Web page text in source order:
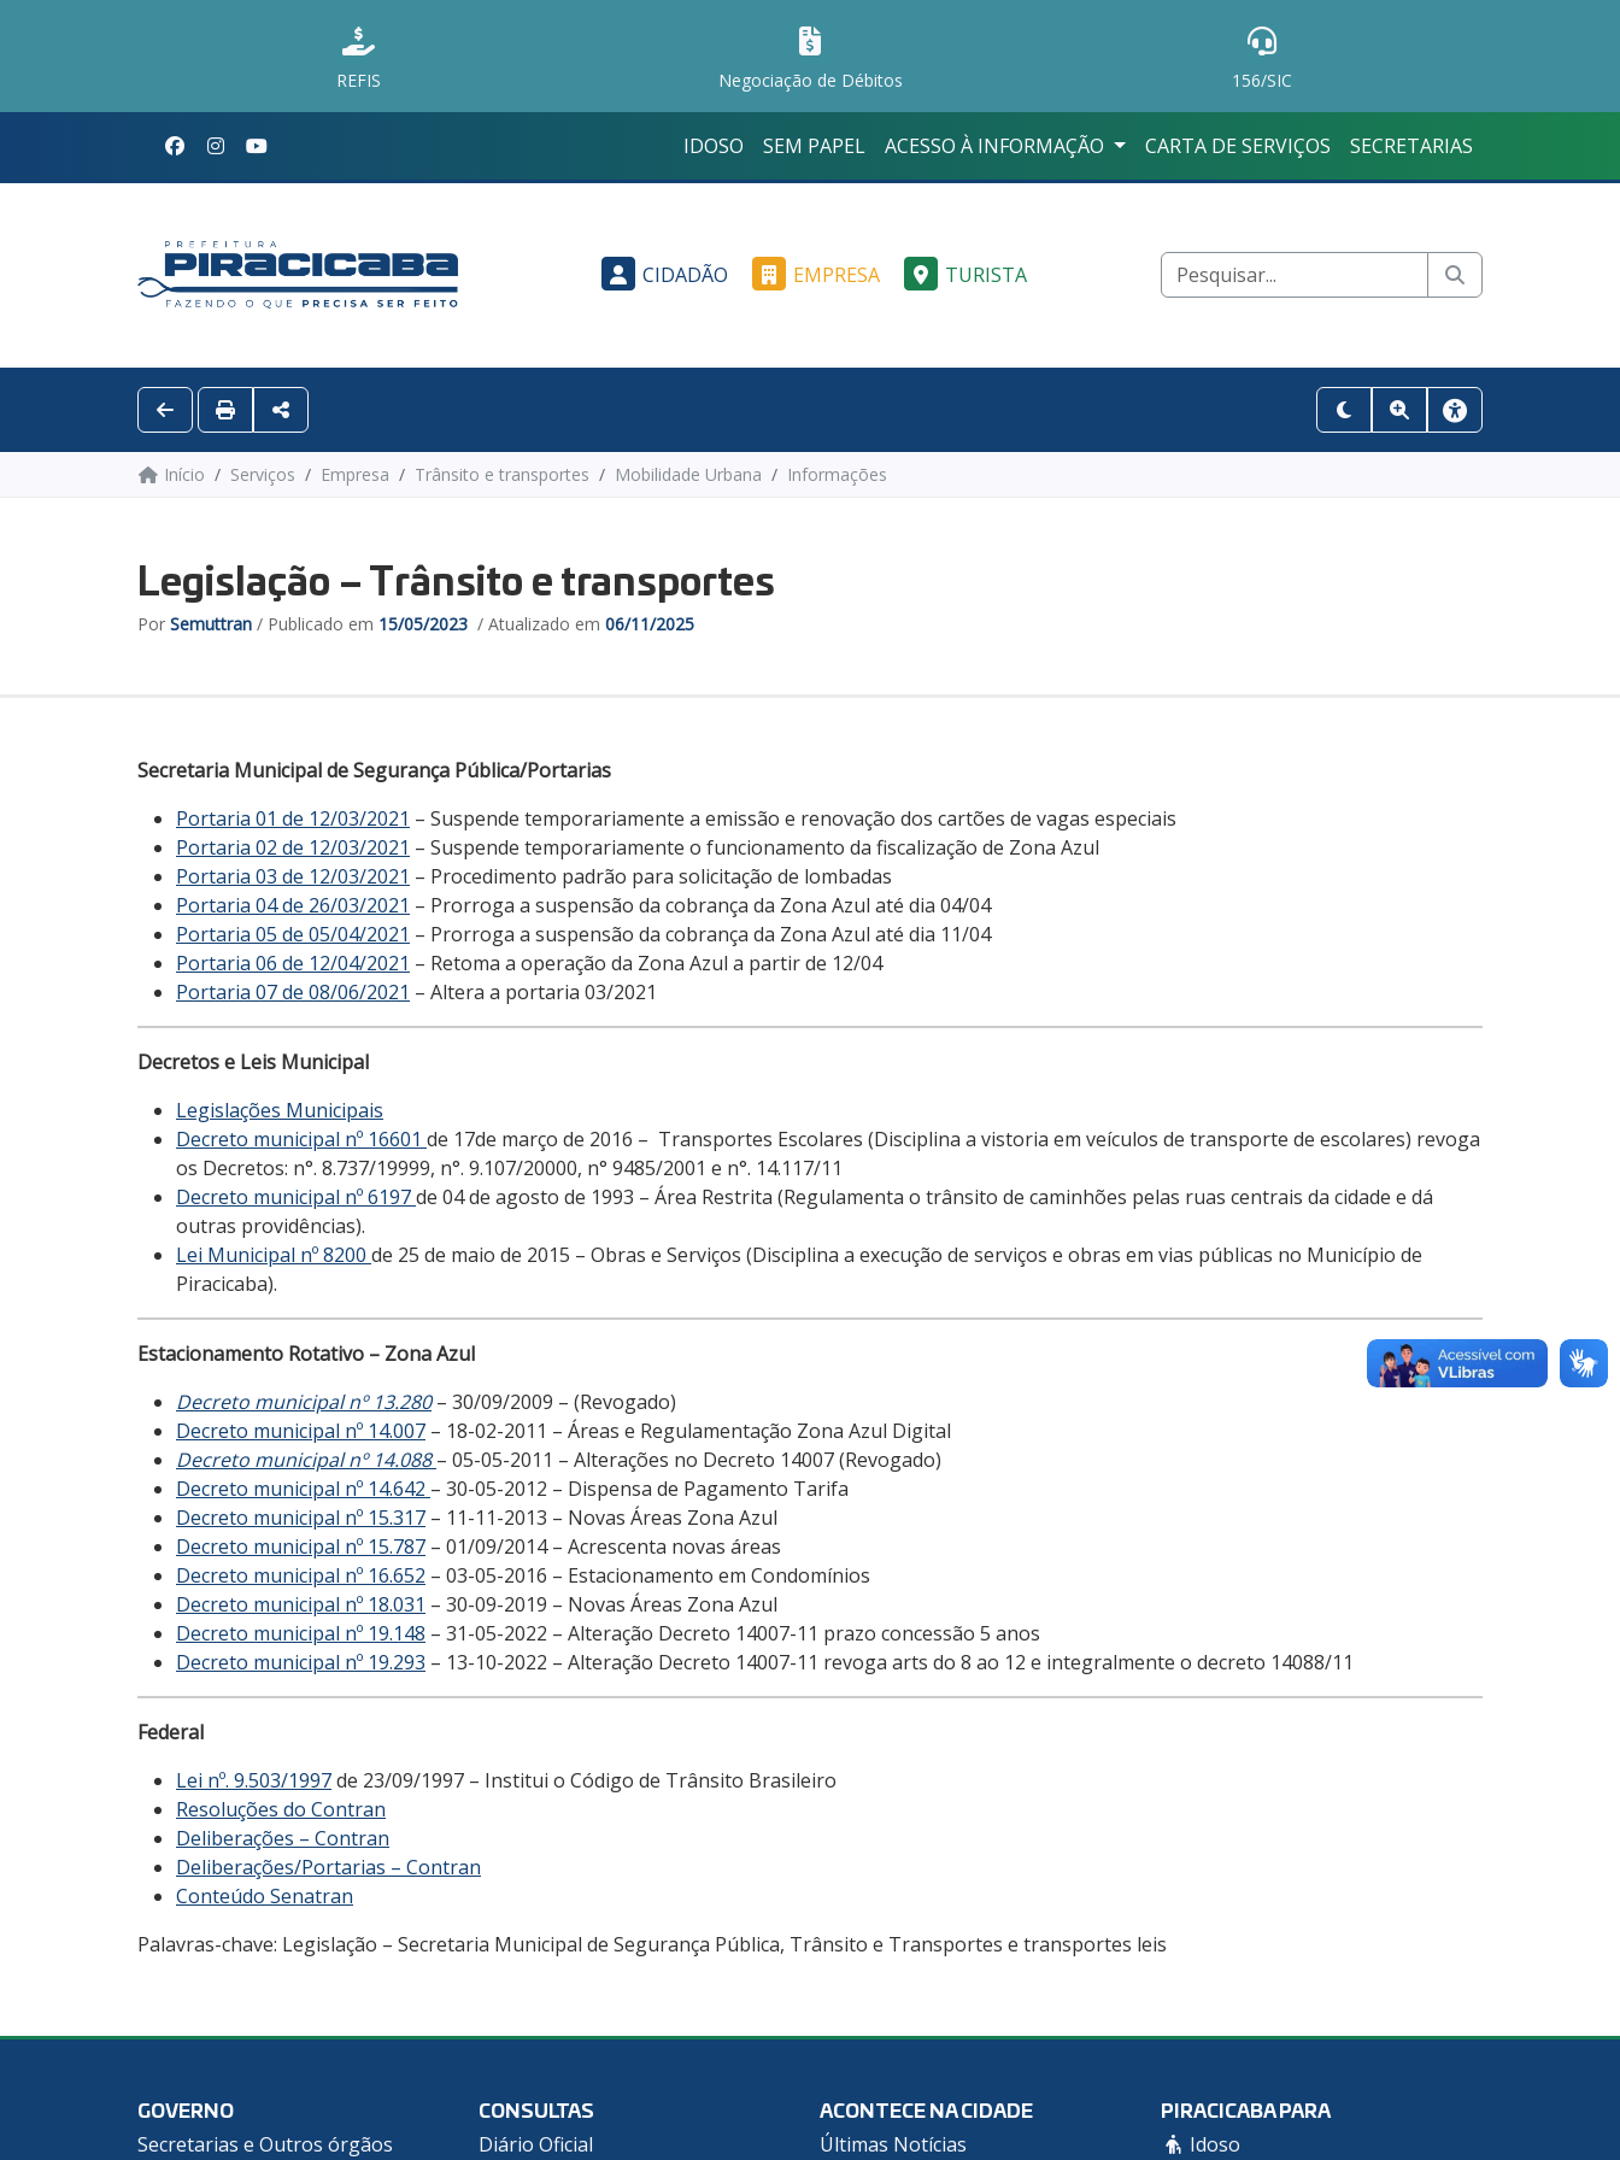
REFIS Negociação de Débitos 156/SIC
IDOSO SEM PAPEL ACESSO À INFORMAÇÃO CARTA DE SERVIÇOS SECRETARIAS
CIDADÃO EMPRESA TURISTA
Início Serviços Empresa Trânsito e transportes Mobilidade Urbana Informações
Legislação – Trânsito e transportes
Por Semuttran / Publicado em 15/05/2023 / Atualizado em 06/11/2025
Secretaria Municipal de Segurança Pública/Portarias
Portaria 01 de 12/03/2021 – Suspende temporariamente a emissão e renovação dos cartões de vagas especiais
Portaria 02 de 12/03/2021 – Suspende temporariamente o funcionamento da fiscalização de Zona Azul
Portaria 03 de 12/03/2021 – Procedimento padrão para solicitação de lombadas
Portaria 04 de 26/03/2021 – Prorroga a suspensão da cobrança da Zona Azul até dia 04/04
Portaria 05 de 05/04/2021 – Prorroga a suspensão da cobrança da Zona Azul até dia 11/04
Portaria 06 de 12/04/2021 – Retoma a operação da Zona Azul a partir de 12/04
Portaria 07 de 08/06/2021 – Altera a portaria 03/2021
Decretos e Leis Municipal
Legislações Municipais
Decreto municipal nº 16601 de 17de março de 2016 – Transportes Escolares (Disciplina a vistoria em veículos de transporte de escolares) revoga
os Decretos: n°. 8.737/19999, n°. 9.107/20000, n° 9485/2001 e n°. 14.117/11
Decreto municipal nº 6197de 04 de agosto de 1993 – Área Restrita (Regulamenta o trânsito de caminhões pelas ruas centrais da cidade e dá
outras providências).
Lei Municipal nº 8200 de 25 de maio de 2015 – Obras e Serviços (Disciplina a execução de serviços e obras em vias públicas no Município de
Piracicaba).
Estacionamento Rotativo – Zona Azul
Decreto municipal nº 13.280– 30/09/2009 – (Revogado)
Decreto municipal nº 14.007 – 18-02-2011 – Áreas e Regulamentação Zona Azul Digital
Decreto municipal nº 14.088– 05-05-2011 – Alterações no Decreto 14007 (Revogado)
Decreto municipal nº 14.642 – 30-05-2012 – Dispensa de Pagamento Tarifa
Decreto municipal nº 15.317 – 11-11-2013 – Novas Áreas Zona Azul
Decreto municipal nº 15.787 – 01/09/2014 – Acrescenta novas áreas
Decreto municipal nº 16.652 – 03-05-2016 – Estacionamento em Condomínios
Decreto municipal nº 18.031 – 30-09-2019 – Novas Áreas Zona Azul
Decreto municipal nº 19.148 – 31-05-2022 – Alteração Decreto 14007-11 prazo concessão 5 anos
Decreto municipal nº 19.293 – 13-10-2022 – Alteração Decreto 14007-11 revoga arts do 8 ao 12 e integralmente o decreto 14088/11
Federal
Lei nº. 9.503/1997de 23/09/1997 – Institui o Código de Trânsito Brasileiro
Resoluções do Contran
Deliberações – Contran
Deliberações/Portarias – Contran
Conteúdo Senatran
Palavras-chave: Legislação – Secretaria Municipal de Segurança Pública, Trânsito e Transportes e transportes leis
GOVERNO
Secretarias e Outros órgãos
CONSULTAS
Diário Oficial
ACONTECE NA CIDADE
Últimas Notícias
PIRACICABA PARA
Idoso